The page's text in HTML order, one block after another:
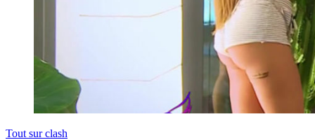
Tout surclash